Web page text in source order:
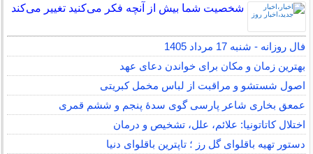
شخصیت شما بیش از آنچه فکر می‌کنید تغییر می‌کند
فال روزانه - شنبه 17 مرداد 1405
بهترین زمان و مکان برای خواندن دعای عهد
اصول شستشو و مراقبت از لباس مخمل کبریتی
عمعق بخاری شاعر پارسی گوی سدهٔ پنجم و ششم قمری
اختلال کاتاتونیا: علائم، علل، تشخیص و درمان
دستور تهیه باقلوای گل رز ؛ تاپترین باقلوای دنیا